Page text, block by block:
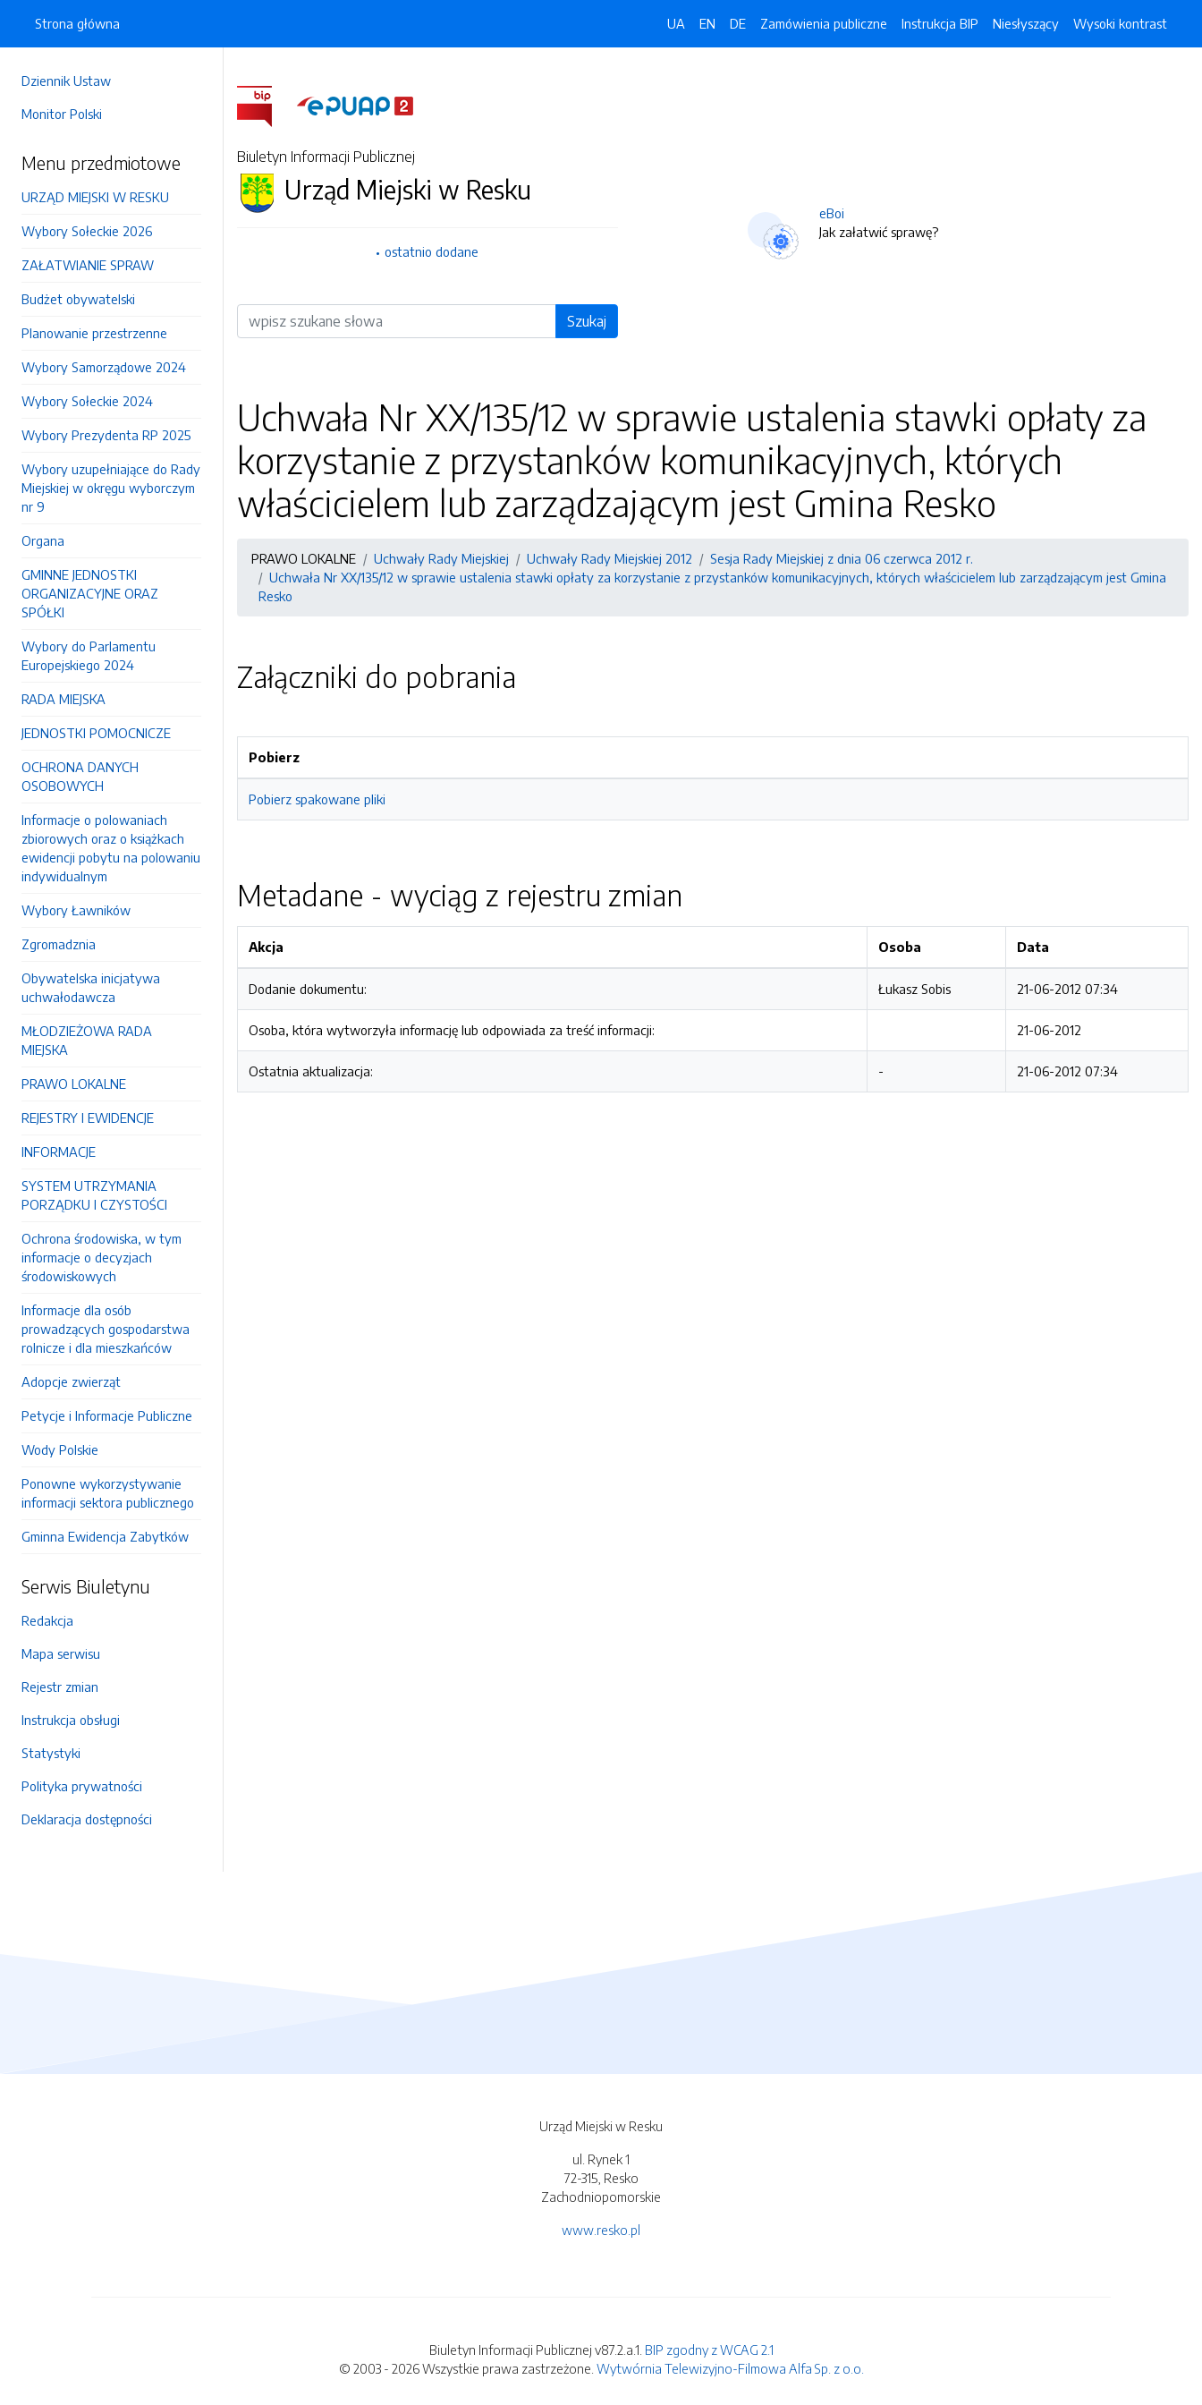
Dziennik Ustaw
Monitor Polski
Menu przedmiotowe
URZĄD MIEJSKI W RESKU
Wybory Sołeckie 2026
ZAŁATWIANIE SPRAW
Budżet obywatelski
Planowanie przestrzenne
Wybory Samorządowe 2024
Wybory Sołeckie 2024
Wybory Prezydenta RP 2025
Wybory uzupełniające do Rady
Miejskiej w okręgu wyborczym
nr 9
Organa
GMINNE JEDNOSTKI
ORGANIZACYJNE ORAZ
SPÓŁKI
Wybory do Parlamentu
Europejskiego 2024
RADA MIEJSKA
JEDNOSTKI POMOCNICZE
OCHRONA DANYCH
OSOBOWYCH
Informacje o polowaniach
zbiorowych oraz o książkach
ewidencji pobytu na polowaniu
indywidualnym
Wybory Ławników
Zgromadznia
Obywatelska inicjatywa
uchwałodawcza
MŁODZIEŻOWA RADA
MIEJSKA
PRAWO LOKALNE
REJESTRY I EWIDENCJE
INFORMACJE
SYSTEM UTRZYMANIA
PORZĄDKU I CZYSTOŚCI
Ochrona środowiska, w tym
informacje o decyzjach
środowiskowych
Informacje dla osób
prowadzących gospodarstwa
rolnicze i dla mieszkańców
Adopcje zwierząt
Petycje i Informacje Publiczne
Wody Polskie
Ponowne wykorzystywanie
informacji sektora publicznego
Gminna Ewidencja Zabytków
Serwis Biuletynu
Redakcja
Mapa serwisu
Rejestr zmian
Instrukcja obsługi
Statystyki
Polityka prywatności
Deklaracja dostępności
Strona główna UA EN DE Zamówienia publiczne Instrukcja BIP Niesłyszący Wysoki kontrast
Biuletyn Informacji Publicznej
Urząd Miejski w Resku
ostatnio dodane
Wyszukiwarka Szukaj
eBoi
Jak załatwić sprawę?
Uchwała Nr XX/135/12 w sprawie ustalenia stawki opłaty za
korzystanie z przystanków komunikacyjnych, których
właścicielem lub zarządzającym jest Gmina Resko
PRAWO LOKALNE Uchwały Rady Miejskiej Uchwały Rady Miejskiej 2012
Sesja Rady Miejskiej z dnia 06 czerwca 2012 r.
Uchwała Nr XX/135/12 w sprawie ustalenia stawki opłaty za korzystanie z przystanków komunikacyjnych, których właścicielem lub zarządzającym jest Gmina
Resko
Załączniki do pobrania
Pobierz
Pobierz spakowane pliki
Metadane - wyciąg z rejestru zmian
Akcja Osoba Data
Dodanie dokumentu: Łukasz Sobis 21-06-2012 07:34
Osoba, która wytworzyła informację lub odpowiada za treść informacji: 21-06-2012
Ostatnia aktualizacja: - 21-06-2012 07:34
Urząd Miejski w Resku
ul. Rynek 1
72-315, Resko
Zachodniopomorskie
www.resko.pl
Biuletyn Informacji Publicznej v87.2.a.1. BIP zgodny z WCAG 2.1
© 2003 - 2026 Wszystkie prawa zastrzeżone. Wytwórnia Telewizyjno-Filmowa Alfa Sp. z o.o.